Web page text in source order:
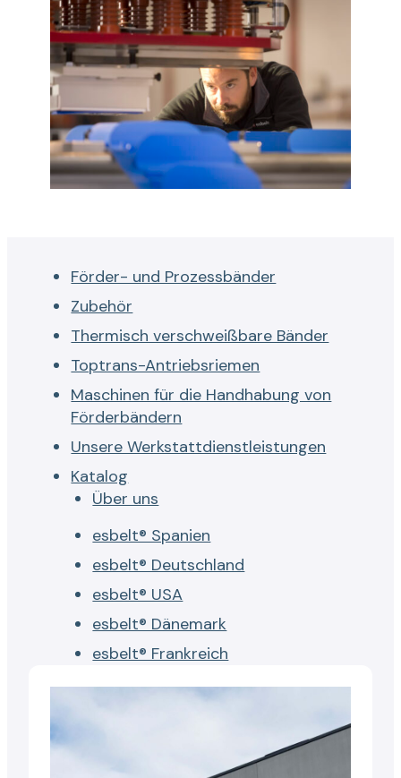
Förder- und Prozessbänder
Zubehör
Thermisch verschweißbare Bänder
Toptrans-Antriebsriemen
Maschinen für die Handhabung von
Förderbändern
Unsere Werkstattdienstleistungen
Katalog
Über uns
esbelt® Spanien
esbelt® Deutschland
esbelt® USA
esbelt® Dänemark
esbelt® Frankreich